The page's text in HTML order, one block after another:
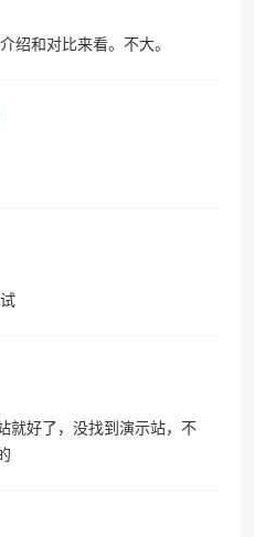
绍和对比来看。不大。
就好了，没找到演示站，不